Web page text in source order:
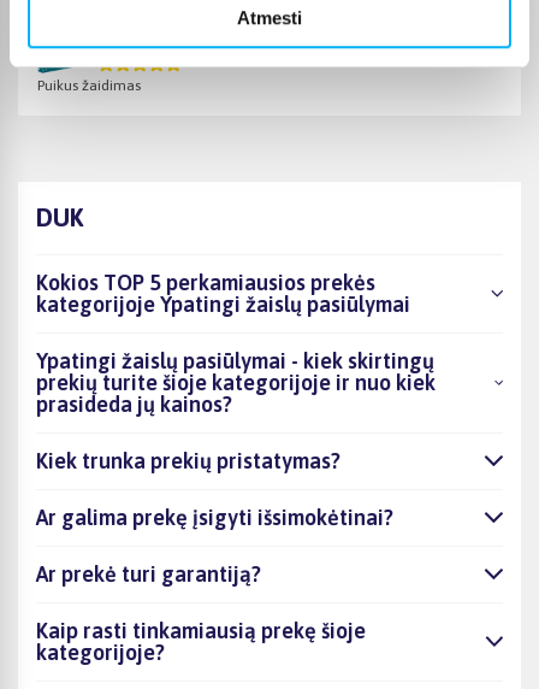
Atmesti
Patvirtintas pirkėjas
Puikus žaidimas
DUK
Kokios TOP 5 perkamiausios prekės
kategorijoje Ypatingi žaislų pasiūlymai
Ypatingi žaislų pasiūlymai - kiek skirtingų
prekių turite šioje kategorijoje ir nuo kiek
prasideda jų kainos?
Kiek trunka prekių pristatymas?
Ar galima prekę įsigyti išsimokėtinai?
Ar prekė turi garantiją?
Kaip rasti tinkamiausią prekę šioje
kategorijoje?